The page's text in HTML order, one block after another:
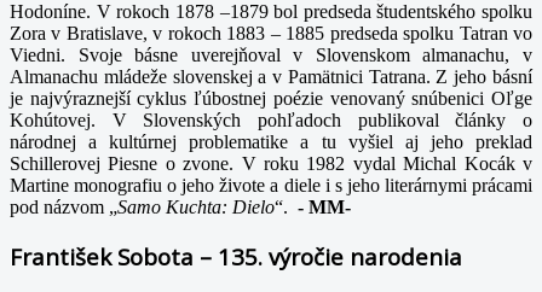
Hodoníne. V rokoch 1878 –1879 bol predseda študentského spolku
Zora v Bratislave, v rokoch 1883 – 1885 predseda spolku Tatran vo
Viedni. Svoje básne uverejňoval v Slovenskom almanachu, v
Almanachu mládeže slovenskej a v Pamätnici Tatrana. Z jeho básní
je najvýraznejší cyklus ľúbostnej poézie venovaný snúbenici Oľge
Kohútovej. V Slovenských pohľadoch publikoval články o
národnej a kultúrnej problematike a tu vyšiel aj jeho preklad
Schillerovej Piesne o zvone. V roku 1982 vydal Michal Kocák v
Martine monografiu o jeho živote a diele i s jeho literárnymi prácami
pod názvom „Samo Kuchta: Dielo“. - MM-
František Sobota – 135. výročie narodenia